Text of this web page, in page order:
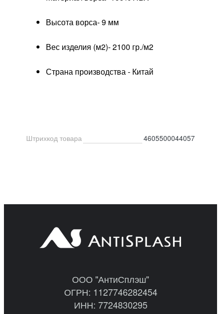
Высота ворса- 9 мм
Вес изделия (м2)- 2100 гр./м2
Страна производства - Китай
Штрихкод товара 4605500044057
ООО "АнтиСплэш"
ОГРН: 1127746282454
ИНН: 7724830295